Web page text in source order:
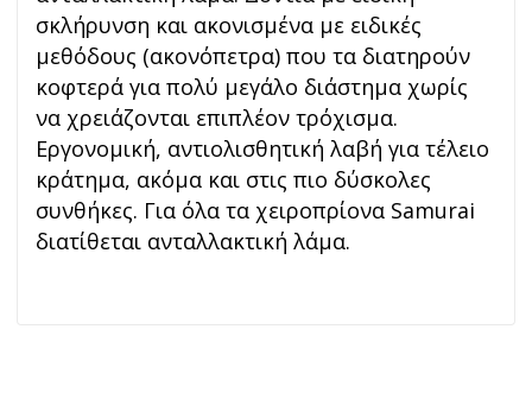
σκλήρυνση και ακονισμένα με ειδικές
μεθόδους (ακονόπετρα) που τα διατηρούν
κοφτερά για πολύ μεγάλο διάστημα χωρίς
να χρειάζονται επιπλέον τρόχισμα.
Εργονομική, αντιολισθητική λαβή για τέλειο
κράτημα, ακόμα και στις πιο δύσκολες
συνθήκες. Για όλα τα χειροπρίονα Samurai
διατίθεται ανταλλακτική λάμα.